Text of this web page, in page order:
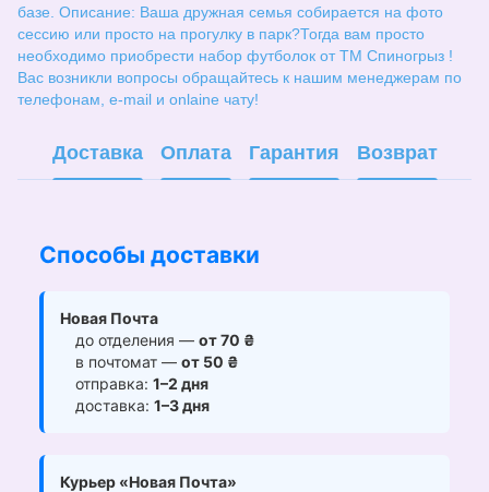
базе. Описание: Ваша дружная семья собирается на фото
сессию или просто на прогулку в парк?Тогда вам просто
необходимо приобрести набор футболок от ТМ Спиногрыз !
Вас возникли вопросы обращайтесь к нашим менеджерам по
телефонам, e-mail и onlaine чату!
Доставка Оплата Гарантия Возврат
Способы доставки
Новая Почта
до отделения — от 70 ₴
в почтомат — от 50 ₴
отправка: 1–2 дня
доставка: 1–3 дня
Курьер «Новая Почта»